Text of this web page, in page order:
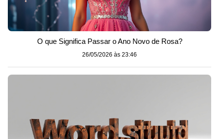
O que Significa Passar o Ano Novo de Rosa?
26/05/2026 às 23:46